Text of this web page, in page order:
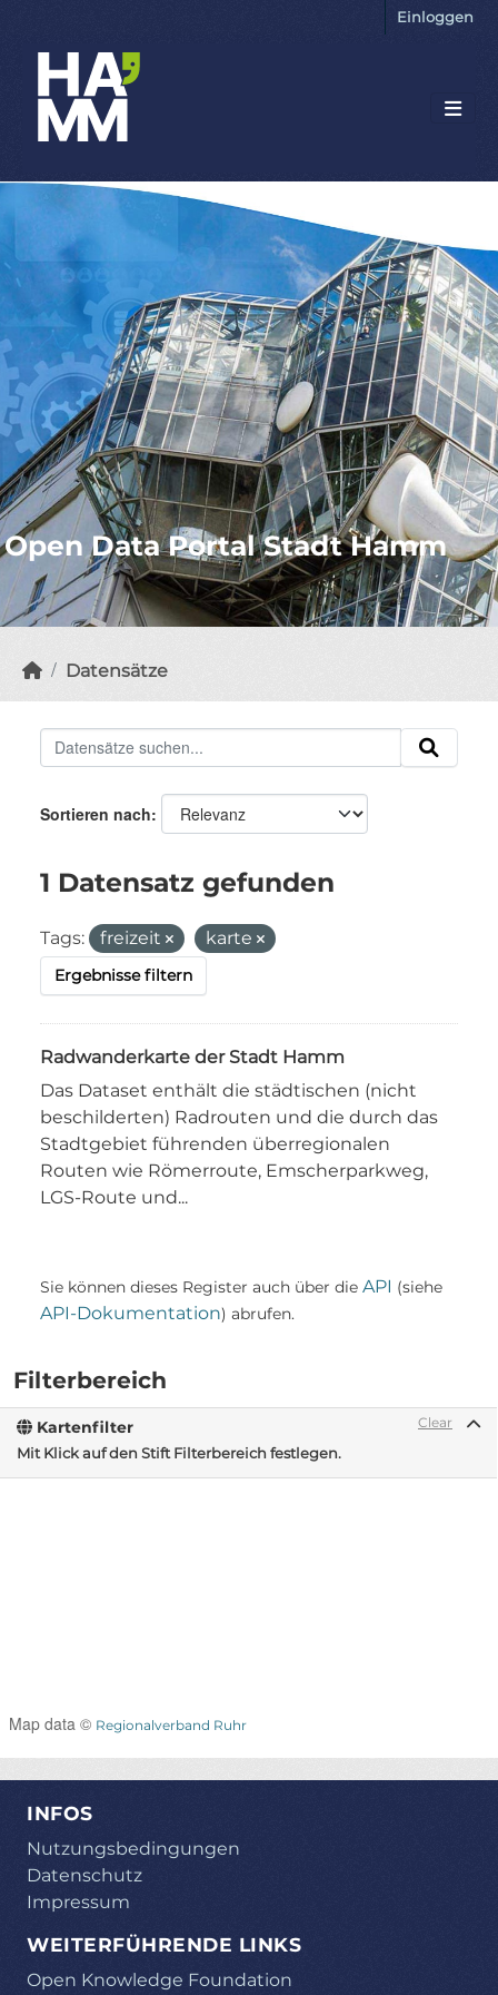
Einloggen
Open Data Portal Stadt Hamm
Datensätze
Filterbereich
Clear
Kartenfilter
Mit Klick auf den Stift Filterbereich festlegen.
Map data © Regionalverband Ruhr
Sortieren nach
1 Datensatz gefunden
Tags: freizeit karte
Ergebnisse filtern
Radwanderkarte der Stadt Hamm
Das Dataset enthält die städtischen (nicht
beschilderten) Radrouten und die durch das
Stadtgebiet führenden überregionalen
Routen wie Römerroute, Emscherparkweg,
LGS-Route und...
Sie können dieses Register auch über die API (siehe
API-Dokumentation) abrufen.
INFOS
Nutzungsbedingungen
Datenschutz
Impressum
WEITERFÜHRENDE LINKS
Open Knowledge Foundation